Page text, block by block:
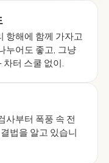
항해에 함께 가자고
누어도 좋고, 그냥
터 스쿨 없이.
사부터 폭풍 속 전
법을 알고 있습니